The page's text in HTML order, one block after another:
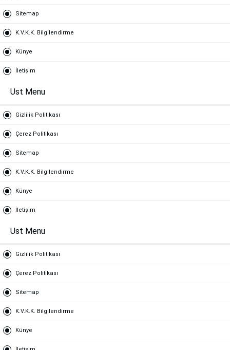
Sitemap
K.V.K.K. Bilgilendirme
Künye
İletişim
Ust Menu
Gizlilik Politikası
Çerez Politikası
Sitemap
K.V.K.K. Bilgilendirme
Künye
İletişim
Ust Menu
Gizlilik Politikası
Çerez Politikası
Sitemap
K.V.K.K. Bilgilendirme
Künye